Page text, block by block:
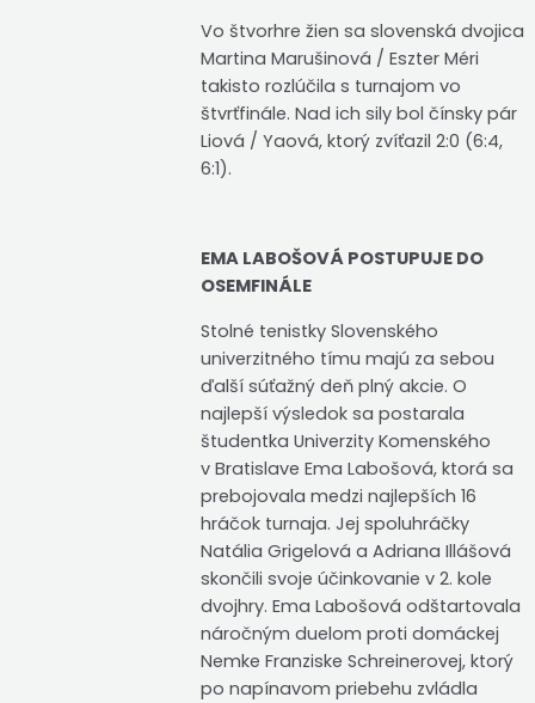
Vo štvorhre žien sa slovenská dvojica
Martina Marušinová / Eszter Méri
takisto rozlúčila s turnajom vo
štvrťfinále. Nad ich sily bol čínsky pár
Liová / Yaová, ktorý zvíťazil 2:0 (6:4,
6:1).
EMA LABOŠOVÁ POSTUPUJE DO
OSEMFINÁLE
Stolné tenistky Slovenského
univerzitného tímu majú za sebou
ďalší súťažný deň plný akcie. O
najlepší výsledok sa postarala
študentka Univerzity Komenského
v Bratislave Ema Labošová, ktorá sa
prebojovala medzi najlepších 16
hráčok turnaja. Jej spoluhráčky
Natália Grigelová a Adriana Illášová
skončili svoje účinkovanie v 2. kole
dvojhry. Ema Labošová odštartovala
náročným duelom proti domáckej
Nemke Franziske Schreinerovej, ktorý
po napínavom priebehu zvládla